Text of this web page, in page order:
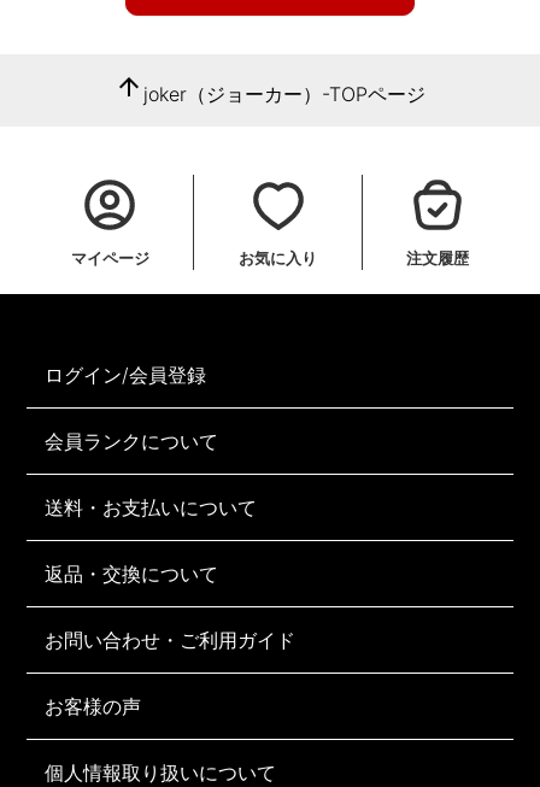
arrow_upward joker（ジョーカー）-TOPページ
マイページ お気に入り 注文履歴
ログイン/会員登録
会員ランクについて
送料・お支払いについて
返品・交換について
お問い合わせ・ご利用ガイド
お客様の声
個人情報取り扱いについて